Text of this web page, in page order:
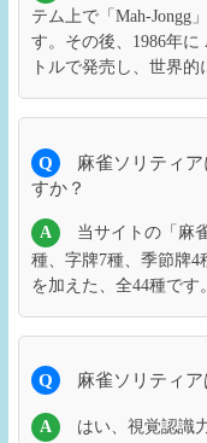
テム上で「Mah-Jongg
す。その後、1986年に
トルで発売し、世界的
Q
麻雀ソリティ
すか？
A
当サイトの「麻
種、字牌7種、季節牌4
を加えた、全44種です。
Q 麻雀ソリティ
A
はい、視覚認識